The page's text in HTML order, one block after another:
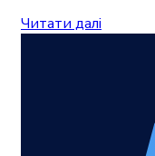
Читати далі